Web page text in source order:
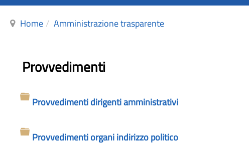
Home Amministrazione trasparente
Provvedimenti
Cartella
Provvedimenti dirigenti amministrativi
Cartella
Provvedimenti organi indirizzo politico